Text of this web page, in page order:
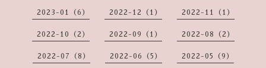
2023-01（6） 2022-12（1） 2022-11（1）
2022-10（2） 2022-09（1） 2022-08（2）
2022-07（8） 2022-06（5） 2022-05（9）